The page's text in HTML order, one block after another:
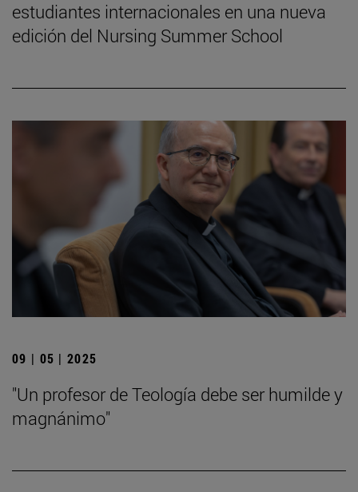
estudiantes internacionales en una nueva
edición del Nursing Summer School
09 | 05 | 2025
"Un profesor de Teología debe ser humilde y
magnánimo"